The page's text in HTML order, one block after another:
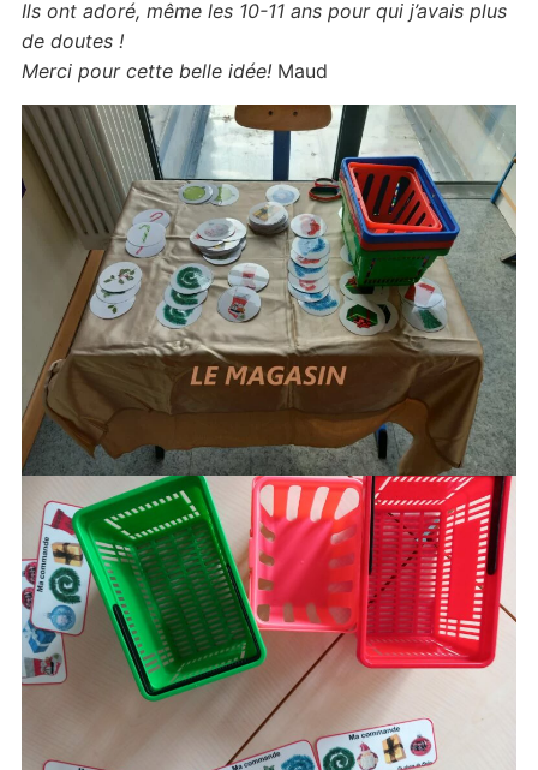
Ils ont adoré, même les 10-11 ans pour qui j’avais plus
de doutes !
Merci pour cette belle idée!Maud